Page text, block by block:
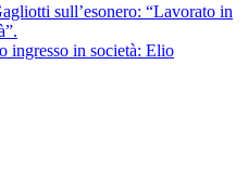
sull’esonero: “Lavorato in
ingresso in società: Elio